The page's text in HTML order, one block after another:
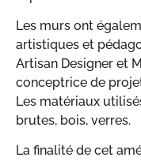
Les murs ont
artistiques et
Artisan Designer et
conceptrice de
Les matériaux
brutes, bois, verres.
La finalité de cet